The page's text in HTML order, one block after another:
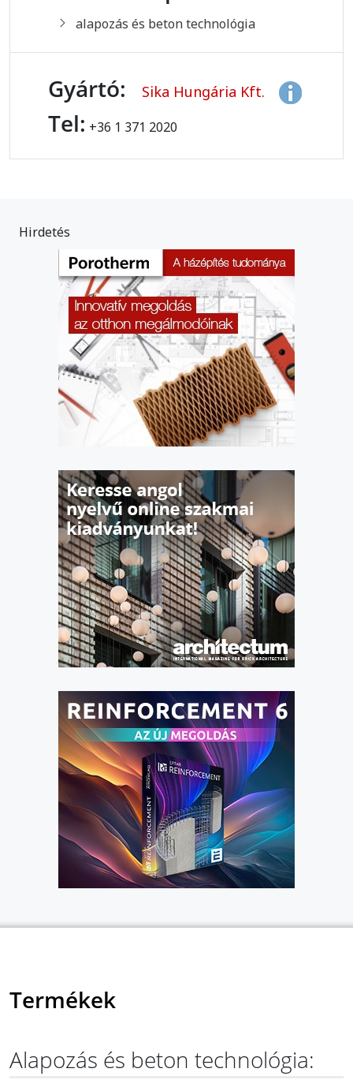
alapozás és beton technológia
Gyártó: Sika Hungária Kft.
Tel: +36 1 371 2020
Hirdetés
Termékek
Alapozás és beton technológia: